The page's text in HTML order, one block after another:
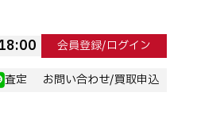
会員登録/ログイン
査定 お問い合わせ/買取申込